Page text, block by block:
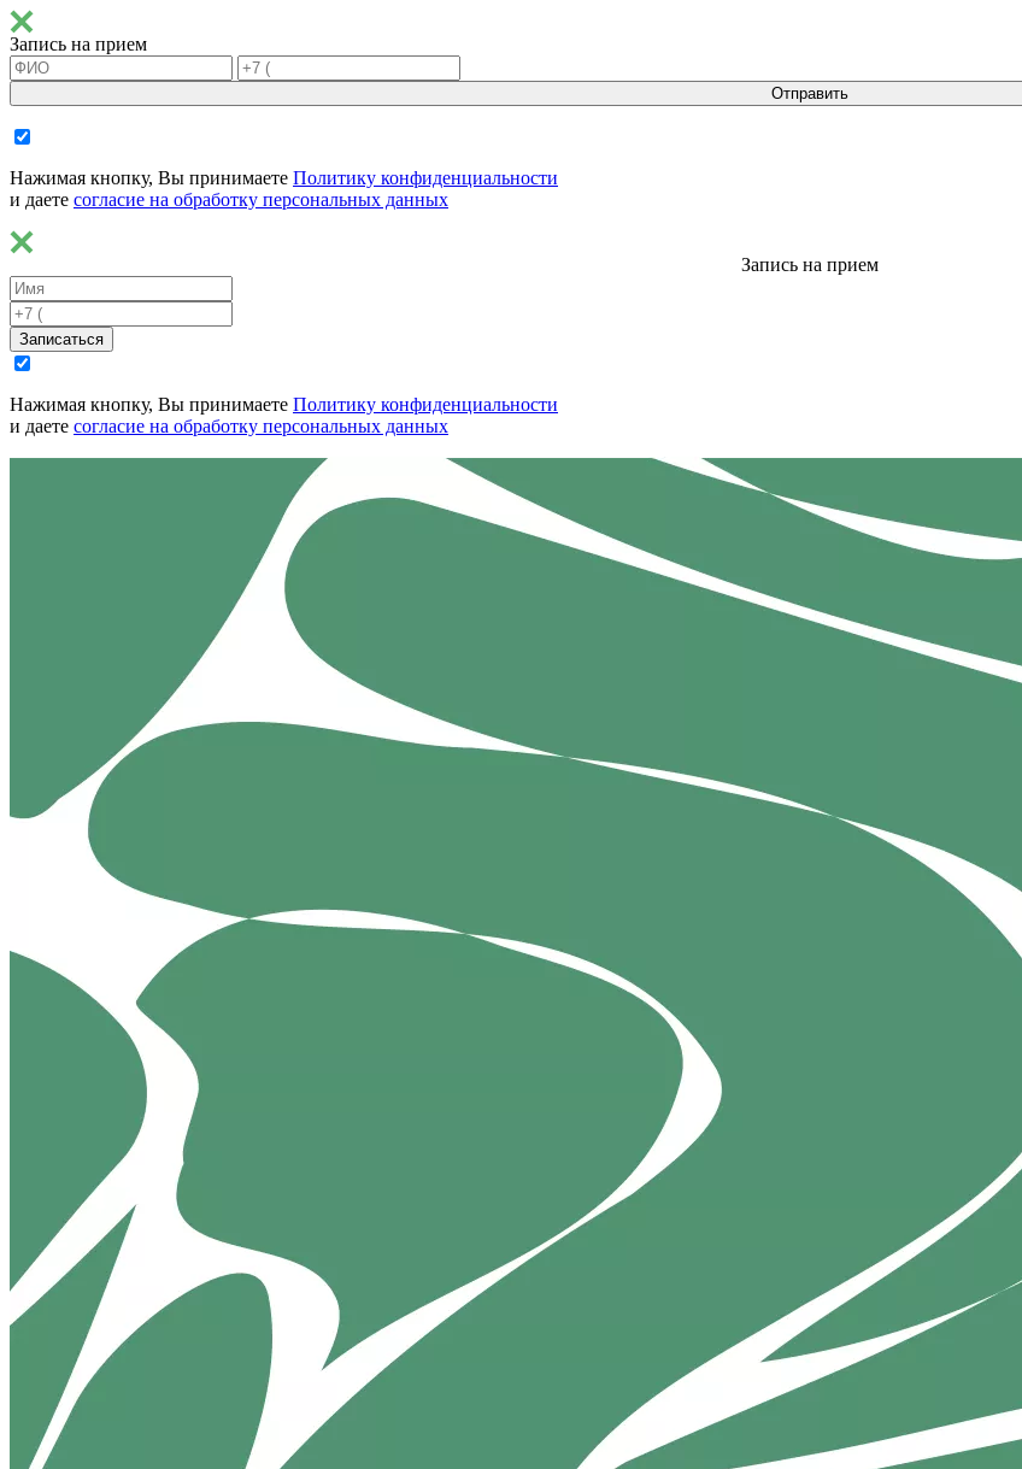
Запись на прием
Отправить
Нажимая кнопку, Вы принимаете Политику конфиденциальности
и даете согласие на обработку персональных данных
Запись на прием
Записаться
Нажимая кнопку, Вы принимаете Политику конфиденциальности
и даете согласие на обработку персональных данных